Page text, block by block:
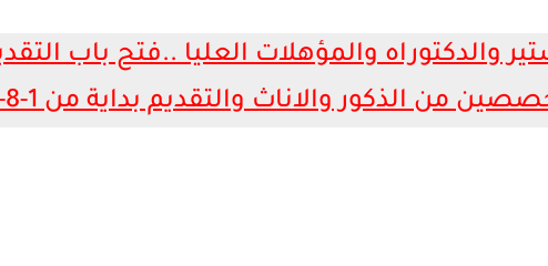
والدكتوراه والمؤهلات العليا..فتح باب
من الذكور والاناث والتقديم بداية من 1-8-2023.